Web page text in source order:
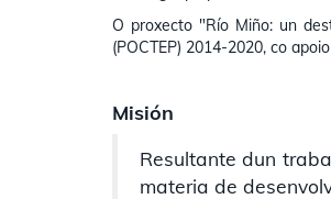
O proxecto "Río Miño: un
(POCTEP) 2014-2020, co
Misión
Resultante dun
materia de